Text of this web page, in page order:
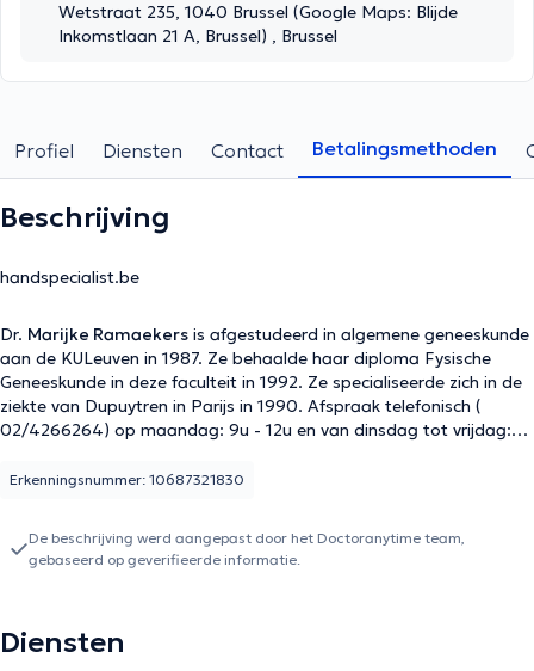
Wetstraat 235, 1040 Brussel (Google Maps: Blijde
Inkomstlaan 21 A, Brussel) , Brussel
Profiel Diensten Contact Betalingsmethoden
Beschrijving
handspecialist.be
Dr. Marijke Ramaekers is afgestudeerd in algemene geneeskunde
aan de KULeuven in 1987. Ze behaalde haar diploma Fysische
Geneeskunde in deze faculteit in 1992. Ze specialiseerde zich in de
ziekte van Dupuytren in Parijs in 1990. Afspraak telefonisch (
02/4266264) op maandag: 9u - 12u en van dinsdag tot vrijdag:
Erkenningsnummer: 10687321830
De beschrijving werd aangepast door het Doctoranytime team,
gebaseerd op geverifieerde informatie.
Diensten